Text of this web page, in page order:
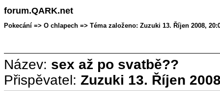
forum.QARK.net
Pokecání => O chlapech => Téma založeno: Zuzuki 13. Říjen 2008,
Název: sex až po svatbě??
Přispěvatel: Zuzuki 13. Říjen